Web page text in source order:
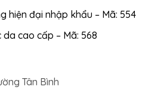
hiện đại nhập khẩu – Mã: 554
da cao cấp – Mã: 568
Tân Bình